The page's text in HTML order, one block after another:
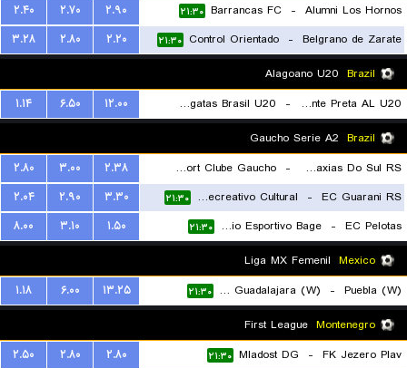
Alumni Los Hornos
-
Barrancas FC ۲۱:۳۰ ۲.۹۰ ۲.۷۰
۲.۴۰
Belgrano de Zarate
-
Control Orientado ۲۱:۳۰ ۲.۲۰ ۲.۸۰
۳.۲۸
Brazil
Ponte Preta AL U20
-
Clube de Regatas Brasil U20
۲۱:۳۰
۱۲.۰۰ ۶.۵۰
۱.۱۴
Brazil
APAFUT Caxias Do Sul RS
-
Sport Clube Gaucho
۲۱:۳۰
۲.۳۸ ۳.۰۰
۲.۸۰
EC Guarani RS
-
EC Veranópolis Recreativo Cultural ۲۱:۳۰ ۳.۳۰ ۲.۹۰
۲.۰۴
EC Pelotas
-
Gremio Esportivo Bage ۲۱:۳۰ ۱.۵۰ ۳.۱۰
۸.۰۰
Mexico
Puebla (W)
-
CD Chivas Guadalajara (W) ۲۱:۳۰ ۱۳.۲۵ ۶.۰۰
۱.۱۸
Montenegro
FK Jezero Plav
-
Mladost DG ۲۱:۳۰ ۲.۸۰ ۲.۸۰
۲.۵۰